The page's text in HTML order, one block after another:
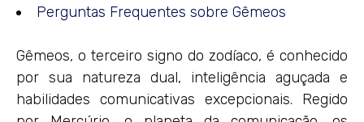
Perguntas Frequentes sobre Gêmeos
Gêmeos, o terceiro signo do zodíaco, é conhecido
por sua natureza dual, inteligência aguçada e
habilidades comunicativas excepcionais. Regido